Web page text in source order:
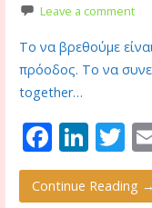
Leave a comment
Το να βρεθούμε
πρόοδος. Το να
together…
F
ac
e
Li
n
k
T
w
Continue Reading →